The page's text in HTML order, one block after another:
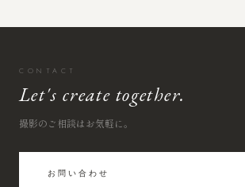
CONTACT
Let's create together.
撮影のご相談はお気軽に。
お問い合わせ